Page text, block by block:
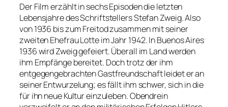
Der Film erzählt in sechs Episoden die letzten
Lebensjahre des Schriftstellers Stefan Zweig. Also
von 1936 bis zum Freitod zusammen mit seiner
zweiten Ehefrau Lotte im Jahr 1942. In Buenos Aires
1936 wird Zweig gefeiert. Überall im Land werden
ihm Empfänge bereitet. Doch trotz der ihm
entgegengebrachten Gastfreundschaft leidet er an
seiner Entwurzelung; es fällt ihm schwer, sich in die
für ihn neue Kultur einzuleben. Obendrein